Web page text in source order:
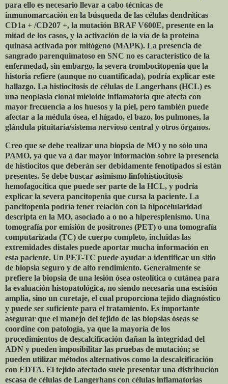
para ello es necesario llevar a cabo técnicas de
inmunomarcación en la búsqueda de las células dendríticas
CD1a + /CD207 +, la mutación BRAF V600E, presente en la
mitad de los casos, y la activación de la vía de la proteína
quinasa activada por mitógeno (MAPK). La presencia de
sangrado parenquimatoso en SNC no es característico de la
enfermedad, sin embargo, la severa trombocitopenia que la
historia refiere (aunque no cuantificada), podría explicar este
hallazgo. La histiocitosis de células de Langerhans (HCL) es
una neoplasia clonal mieloide inflamatoria que afecta con
mayor frecuencia a los huesos y la piel, pero también puede
afectar a la médula ósea, el hígado, el bazo, los pulmones, la
glándula pituitaria/sistema nervioso central y otros órganos.
Creo que se debe realizar una biopsia de MO y no sólo una
PAMO, ya que va a dar mayor información sobre la presencia
de histiocitos que deberán ser debidamente fenotipados si están
presentes. Se debe buscar asimismo linfohistiocitosis
hemofagocítica que puede ser parte de la HCL, y podría
explicar la severa pancitopenia que cursa la paciente. La
pancitopenia podría tener relación con la hipocelularidad
descripta en la MO, asociado a o no a hiperesplenismo. Una
tomografía por emisión de positrones (PET) o una tomografía
computarizada (TC) de cuerpo completo, incluidas las
extremidades distales puede aportar mucha información en
esta paciente. Un PET-TC puede ayudar a identificar un sitio
de biopsia seguro y de alto rendimiento. Generalmente se
prefiere la biopsia de una lesión ósea osteolítica o cutánea para
la evaluación histopatológica, no siendo necesaria una escisión
amplia, sino un curetaje, el cual proporciona tejido diagnóstico
y puede ser suficiente para el tratamiento. Es importante
asegurar que el manejo del tejido de las biopsias óseas se
coordine con patología, ya que la mayoría de los
procedimientos de descalcificación dañan la integridad del
ADN y pueden imposibilitar las pruebas de mutación; se
pueden utilizar métodos alternativos como la descalcificación
con EDTA. El tejido afectado suele presentar una distribución
escasa de células de Langerhans con células inflamatorias